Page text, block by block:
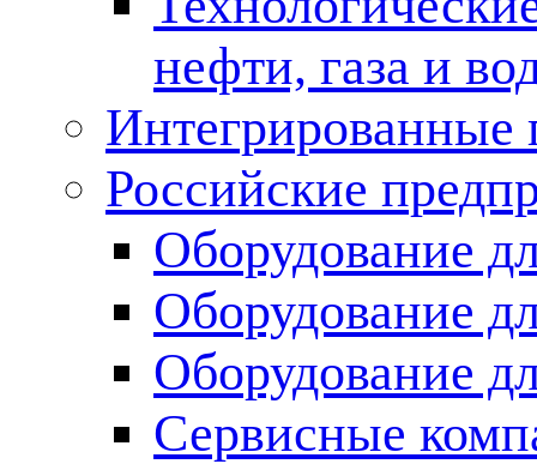
нефти, газа и
Российские
Оборудование
Оборудование
Оборудование
Сервисные